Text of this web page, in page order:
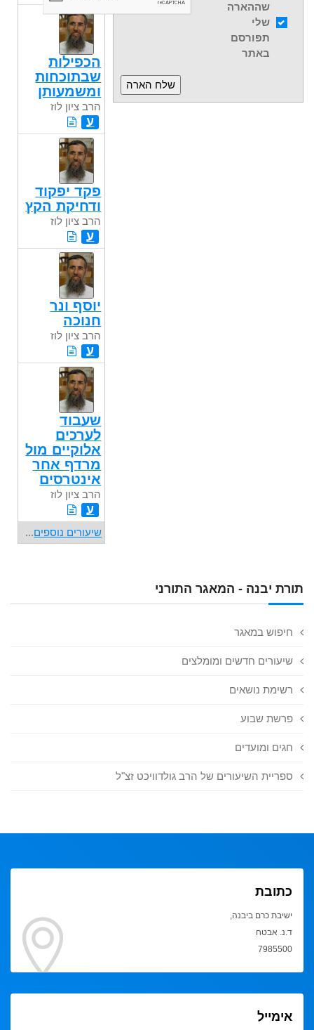
תורת יבנה - המאגר התורני
חיפוש במאגר
שיעורים חדשים ומומלצים
רשימת נושאים
פרשת שבוע
חגים ומועדים
ספריית השיעורים של הרב גולדוויכט זצ"ל
שההארה
שלי
תפורסם
באתר
הכפילות
שבתוכחות
ומשמעותן
הרב ציון לוז
ע
פקד יפקוד
ודחיקת הקץ
הרב ציון לוז
ע
יוסף ונר
חנוכה
הרב ציון לוז
ע
שעבוד
לערכים
אלוקיים מול
מרדף אחר
אינטרסים
הרב ציון לוז
ע
שיעורים נוספים...
כתובת
ישיבת כרם ביבנה,
ד.נ. אבטח
7985500
אימייל